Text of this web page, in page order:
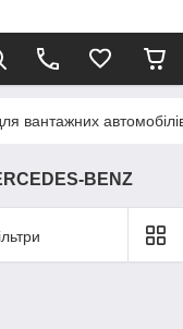
вантажних
BENZ